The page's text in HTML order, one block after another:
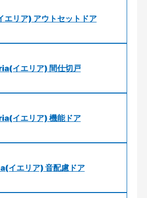
リア) アウトセットドア
イエリア) 間仕切戸
イエリア) 機能ドア
イエリア) 音配慮ドア